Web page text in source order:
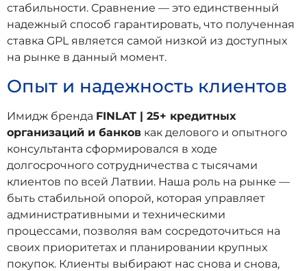
стабильности. Сравнение — это единственный
надежный способ гарантировать, что полученная
ставка GPL является самой низкой из доступных
на рынке в данный момент.
Опыт и надежность клиентов
Имидж бренда FINLAT | 25+ кредитных
организаций и банков как делового и опытного
консультанта сформировался в ходе
долгосрочного сотрудничества с тысячами
клиентов по всей Латвии. Наша роль на рынке —
быть стабильной опорой, которая управляет
административными и техническими
процессами, позволяя вам сосредоточиться на
своих приоритетах и планировании крупных
покупок. Клиенты выбирают нас снова и снова,